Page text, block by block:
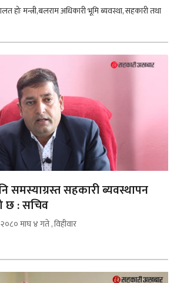
होः मन्त्री,बलराम अधिकारी भूमि ब्यवस्था, सहकारी तथा
समस्याग्रस्त सहकारी ब्यवस्थापन
छ : सचिव
२०८० माघ ४ गते , विहीवार